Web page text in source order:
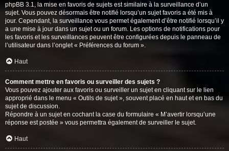
phpBB 3.1, la mise en favoris de sujets est similaire à la surveillance d’un
sujet. Vous pouvez désormais être notifié lorsqu’un sujet favoris a été mis à
jour. Cependant, la surveillance vous permet également d’être notifié lorsqu’il y
a une mise à jour dans un sujet ou un forum. Les options de notifications pour
les favoris et les surveillances peuvent être configurées depuis le panneau de
l’utilisateur dans l’onglet « Préférences du forum ».
Haut
Comment mettre en favoris ou surveiller des sujets ?
Vous pouvez ajouter aux favoris ou surveiller un sujet en cliquant sur le lien
approprié dans le menu « Outils de sujet », souvent placé en haut et en bas du
sujet de discussion.
Répondre à un sujet en cochant la case du formulaire « M’avertir lorsqu’une
réponse est postée » vous permettra également de surveiller le sujet.
Haut